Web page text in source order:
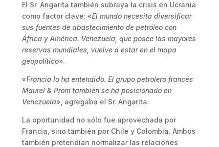
El Sr. Angarita también subraya la crisis en Ucrania
como factor clave: «El mundo necesita diversificar
sus fuentes de abastecimiento de petróleo con
África y América. Venezuela, que posee las mayores
reservas mundiales, vuelve a estar en el mapa
geopolítico».
«Francia lo ha entendido. El grupo petrolero francés
Maurel & Prom también se ha posicionado en
Venezuela», agregaba el Sr. Angarita.
La oportunidad no sólo fue aprovechada por
Francia, sino también por Chile y Colombia. Ambos
también pretendían normalizar las relaciones